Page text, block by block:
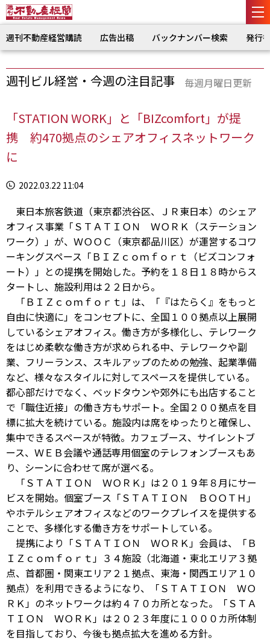
週刊不動産経営購読 広告出稿 バックナンバー検索 発行
週刊ビル経営・今週の注目記事 毎週月曜日更新
「STATION WORK」と「BIZcomfort」が提
携 約470拠点のシェアオフィスネットワーク
に
2022.03.22 11:04
東日本旅客鉄道（東京都渋谷区、ＪＲ東日本）のシェア
オフィス事業「ＳＴＡＴＩＯＮ ＷＯＲＫ（ステーション
ワーク）」が、ＷＯＯＣ（東京都品川区）が運営するコワ
ーキングスペース「ＢＩＺｃｏｍｆｏｒｔ（ビズコンフォ
ート）」との提携を開始した。予約を１８日１８時からス
タートし、施設利用は２２日から。
「ＢＩＺｃｏｍｆｏｒｔ」は、「『はたらく』をもっと
自由に快適に」をコンセプトに、全国１００拠点以上展開
しているシェアオフィス。働き方が多様化し、テレワーク
をはじめ柔軟な働き方が求められる中、テレワークや副
業、フリーランス、スキルアップのための勉強、起業準備
など、様々なスタイルに対してスペースを提供している。
都心部だけでなく、ベッドタウンや郊外にも出店すること
で「職住近接」の働き方もサポート。全国２００拠点を目
標に拡大を続けている。施設内は席をゆったりと確保し、
集中できるスペースが特徴。カフェブース、サイレントブ
ース、ＷＥＢ会議や通話専用個室のテレフォンブースもあ
り、シーンに合わせて席が選べる。
「ＳＴＡＴＩＯＮ ＷＯＲＫ」は２０１９年８月にサー
ビスを開始。個室ブース「ＳＴＡＴＩＯＮ ＢＯＯＴＨ」
やホテルシェアオフィスなどのワークプレイスを提供する
ことで、多様化する働き方をサポートしている。
提携により「ＳＴＡＴＩＯＮ ＷＯＲＫ」会員は、「Ｂ
ＩＺｃｏｍｆｏｒｔ」３４施設（北海道・東北エリア３拠
点、首都圏・関東エリア２１拠点、東海・関西エリア１０
拠点）を利用できるようになり、「ＳＴＡＴＩＯＮ ＷＯ
ＲＫ」のネットワークは約４７０カ所となった。「ＳＴＡ
ＴＩＯＮ ＷＯＲＫ」は２０２３年度に１０００カ所体制
を目指しており、今後も拠点拡大を進める方針。